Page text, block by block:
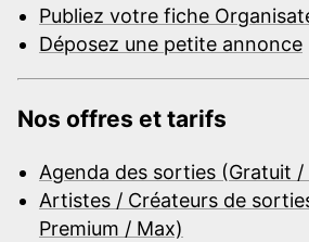
Publiez votre fiche
Déposez une petite annonce
Nos offres et tarifs
Agenda des sorties (Gratuit /
Artistes / Créateurs de
Premium / Max)